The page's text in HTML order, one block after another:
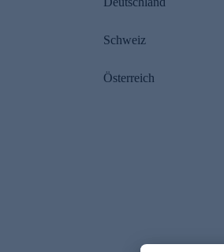
Schweiz
Österreich